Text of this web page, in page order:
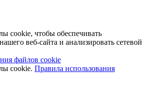
cookie, чтобы обеспечивать
веб-сайта и анализировать сетевой
файлов cookie
cookie. Правила использования